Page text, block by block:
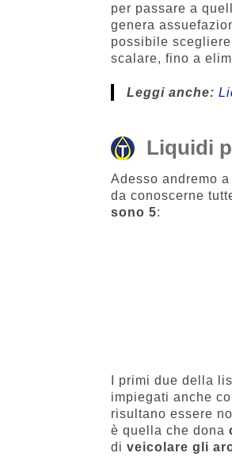
per passare a
genera
possibile
scalare, fino a
Leggi anche:
Liquidi
Adesso andremo
da conoscerne
sono 5: ​​​​​​​
I primi due della
impiegati anche
risultano essere
è quella che dona
di veicolare gli